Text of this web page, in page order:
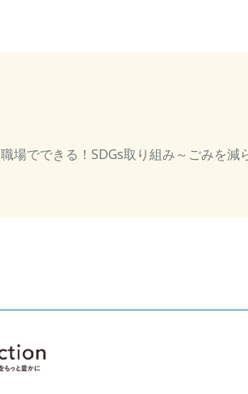
職場でできる！SDGs取り組み～ごみを減